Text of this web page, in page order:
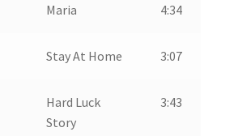
Maria 4:34
Stay At Home 3:07
Hard Luck
Story
3:43